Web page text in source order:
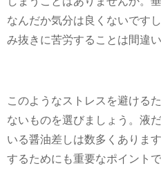
なんだか気分は良くないです
み抜きに苦労することは間違い
このようなストレスを避ける
ないものを選びましょう。液
いる醤油差しは数多くありま
するためにも重要なポイントで